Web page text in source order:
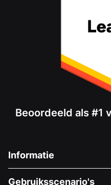
Beoordeeld als #1
Informatie
Gebruiksscenario's